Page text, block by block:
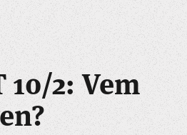
10/2: Vem